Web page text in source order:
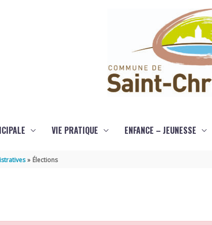
VIE PRATIQUE ENFANCE – JEUNESSE
Élections